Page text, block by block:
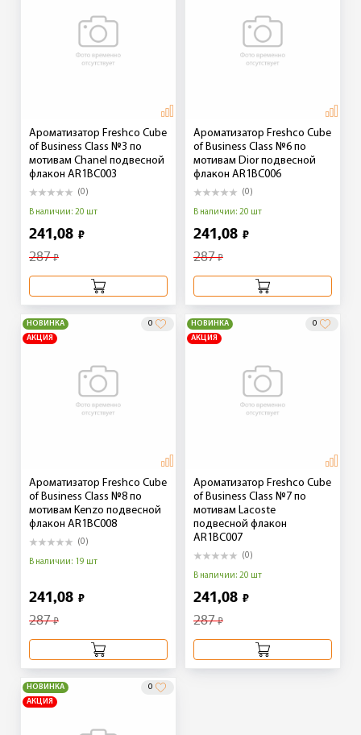
Ароматизатор Freshco Cube
of Business Class №3 по
мотивам Chanel подвесной
флакон AR1BC003
(0)
В наличии: 20 шт
241,08 ₽
287₽
Ароматизатор Freshco Cube
of Business Class №6 по
мотивам Dior подвесной
флакон AR1BC006
(0)
В наличии: 20 шт
241,08 ₽
287₽
НОВИНКА
АКЦИЯ
0
Ароматизатор Freshco Cube
of Business Class №8 по
мотивам Kenzo подвесной
флакон AR1BC008
(0)
В наличии: 19 шт
241,08 ₽
287₽
НОВИНКА
АКЦИЯ
0
Ароматизатор Freshco Cube
of Business Class №7 по
мотивам Lacoste
подвесной флакон
AR1BC007
(0)
В наличии: 20 шт
241,08 ₽
287₽
НОВИНКА
АКЦИЯ
0